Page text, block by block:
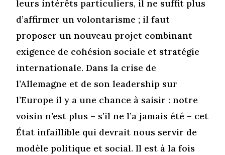
leurs intérêts particuliers, il ne suffit plus
d’affirmer un volontarisme ; il faut
proposer un nouveau projet combinant
exigence de cohésion sociale et stratégie
internationale. Dans la crise de
l’Allemagne et de son leadership sur
l’Europe il y a une chance à saisir : notre
voisin n’est plus – s’il ne l’a jamais été – cet
État infaillible qui devrait nous servir de
modèle politique et social. Il est à la fois